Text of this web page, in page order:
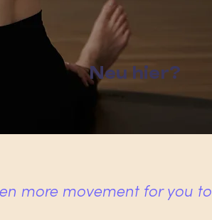
Neu hier?
more movement for you to